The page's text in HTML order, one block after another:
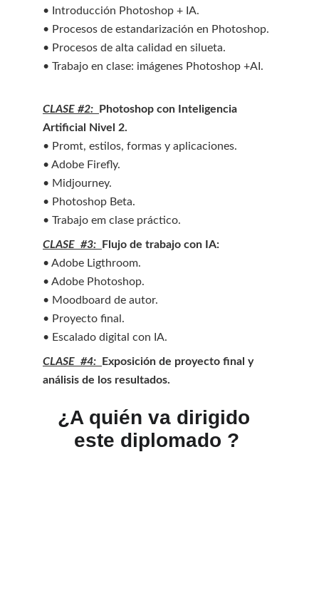
• Introducción Photoshop + IA.
• Procesos de estandarización en Photoshop.
• Procesos de alta calidad en silueta.
• Trabajo en clase: imágenes Photoshop +AI.
CLASE #2:
Photoshop con Inteligencia
Artificial Nivel 2.
• Promt, estilos, formas y aplicaciones.
• Adobe Firefly.
• Midjourney.
• Photoshop Beta.
• Trabajo em clase práctico.
CLASE  #3:
Flujo de trabajo con IA:
• Adobe Ligthroom.
• Adobe Photoshop.
• Moodboard de autor.
• Proyecto final.
• Escalado digital con IA.
CLASE  #4:
Exposición de proyecto final y
análisis de los resultados.
¿A quién va dirigido
este diplomado ?